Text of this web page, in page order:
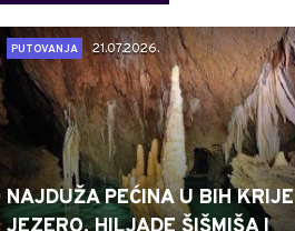
PUTOVANJA
21.07.2026.
NAJDUŽA PEĆINA U BIH KRIJE